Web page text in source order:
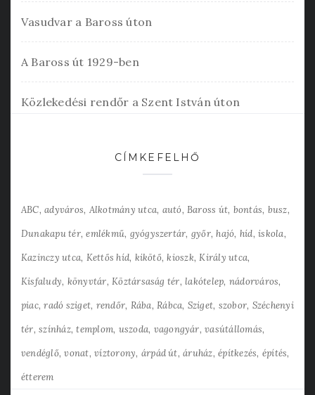
Vasudvar a Baross úton
A Baross út 1929-ben
Közlekedési rendőr a Szent István úton
CÍMKEFELHŐ
ABC adyváros Alkotmány utca autó Baross út bontás busz
Dunakapu tér emlékmű gyógyszertár győr hajó híd iskola
Kazinczy utca Kettős híd kikötő kioszk Király utca
Kisfaludy könyvtár Köztársaság tér lakótelep nádorváros
piac radó sziget rendőr Rába Rábca Sziget szobor Széchenyi
tér színház templom uszoda vagongyár vasútállomás
vendéglő vonat víztorony árpád út áruház építkezés építés
étterem